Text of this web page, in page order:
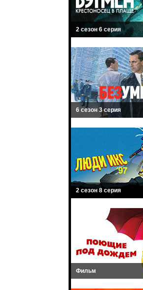
2 сезон 6 серия
6 сезон 3 серия
2 сезон 8 серия
Фильм